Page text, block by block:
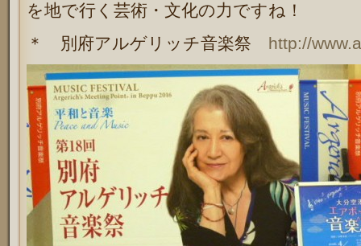
を地で行く芸術・文化の力ですね！
＊ 別府アルゲリッチ音楽祭 http://